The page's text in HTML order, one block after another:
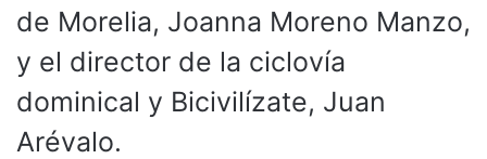
de Morelia, Joanna Moreno Manzo,
y el director de la ciclovía
dominical y Bicivilízate, Juan
Arévalo.